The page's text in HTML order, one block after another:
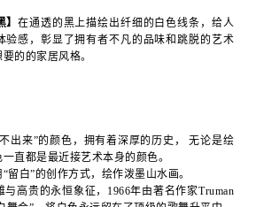
】在通透的黑上描绘出纤细的白色线条，给人
验感，彰显了拥有者不凡的品味和跳脱的艺术
的的家居风格。
出来”的颜色，拥有着深厚的历史， 无论是绘
直都是最近接艺术本身的颜色。
留白”的创作方式，绘作泼墨山水画。
高贵的永恒象征，1966年由著名作家Truman